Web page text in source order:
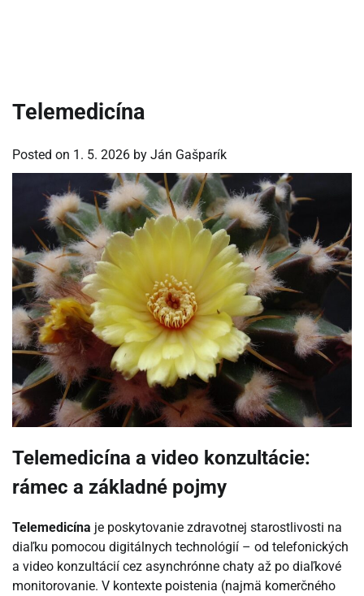
Telemedicína
Posted on 1. 5. 2026 by Ján Gašparík
Telemedicína a video konzultácie:
rámec a základné pojmy
Telemedicína je poskytovanie zdravotnej starostlivosti na
diaľku pomocou digitálnych technológií – od telefonických
a video konzultácií cez asynchrónne chaty až po diaľkové
monitorovanie. V kontexte poistenia (najmä komerčného